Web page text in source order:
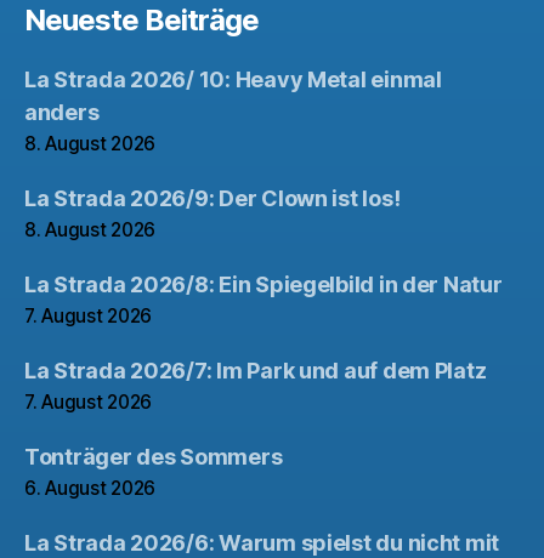
Neueste Beiträge
La Strada 2026/ 10: Heavy Metal einmal
anders
8. August 2026
La Strada 2026/9: Der Clown ist los!
8. August 2026
La Strada 2026/8: Ein Spiegelbild in der Natur
7. August 2026
La Strada 2026/7: Im Park und auf dem Platz
7. August 2026
Tonträger des Sommers
6. August 2026
La Strada 2026/6: Warum spielst du nicht mit